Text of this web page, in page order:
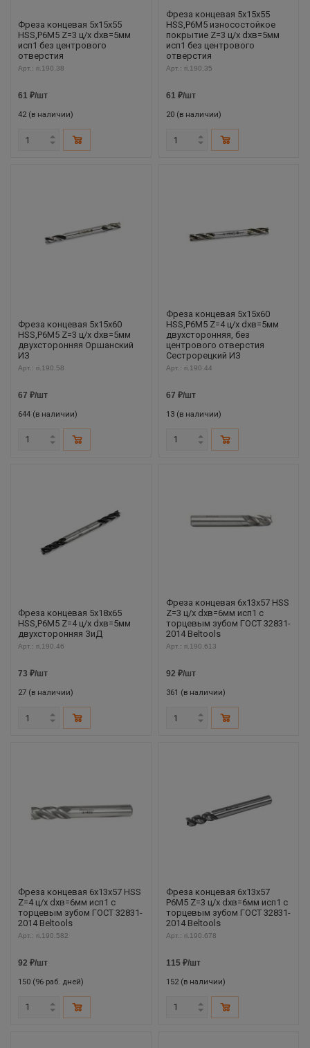
Фреза концевая 5х15х55
HSS,Р6М5 Z=3 ц/х dхв=5мм
исп1 без центрового
отверстия
Арт.: ri.190.38
61 ₽/шт
42 (в наличии)
Фреза концевая 5х15х55
HSS,Р6М5 износостойкое
покрытие Z=3 ц/х dхв=5мм
исп1 без центрового
отверстия
Арт.: ri.190.35
61₽/шт
20 (в наличии)
Фреза концевая 5х15х60
HSS,Р6М5 Z=3 ц/х dхв=5мм
двухсторонняя Оршанский
ИЗ
Арт.: ri.190.58
67 ₽/шт
644 (в наличии)
Фреза концевая 5х15х60
HSS,Р6М5 Z=4 ц/х dхв=5мм
двухсторонняя, без
центрового отверстия
Сестрорецкий ИЗ
Арт.: ri.190.44
67 ₽/шт
13 (в наличии)
Фреза концевая 5х18х65
HSS,Р6М5 Z=4 ц/х dхв=5мм
двухсторонняя ЗиД
Арт.: ri.190.46
73 ₽/шт
27 (в наличии)
Фреза концевая 6х13х57 HSS
Z=3 ц/х dхв=6мм исп1 с
торцевым зубом ГОСТ 32831-
2014 Beltools
Арт.: ri.190.613
92 ₽/шт
361 (в наличии)
Фреза концевая 6х13х57 HSS
Z=4 ц/х dхв=6мм исп1 с
торцевым зубом ГОСТ 32831-
2014 Beltools
Арт.: ri.190.582
92 ₽/шт
150 (96 раб. дней)
Фреза концевая 6х13х57
Р6М5 Z=3 ц/х dхв=6мм исп1 с
торцевым зубом ГОСТ 32831-
2014 Beltools
Арт.: ri.190.678
115₽/шт
152 (в наличии)